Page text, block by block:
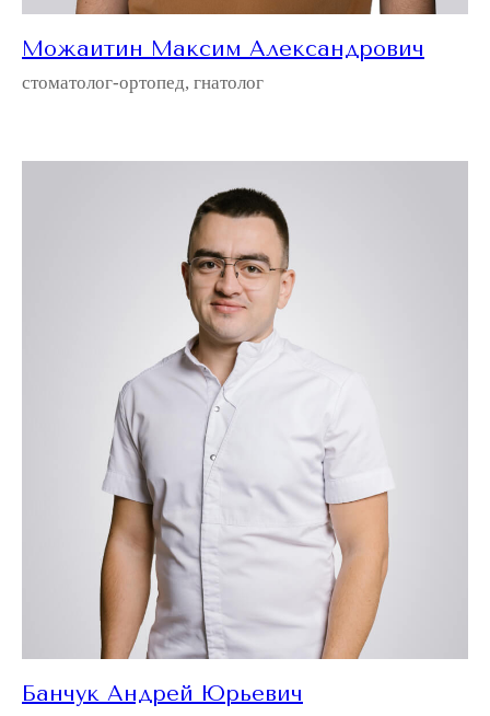
Можаитин Максим Александрович
стоматолог-ортопед, гнатолог
Банчук Андрей Юрьевич